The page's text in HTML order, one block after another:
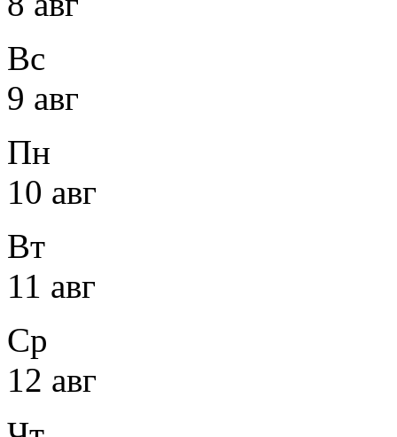
Вс
9 авг
Пн
10 авг
Вт
11 авг
Ср
12 авг